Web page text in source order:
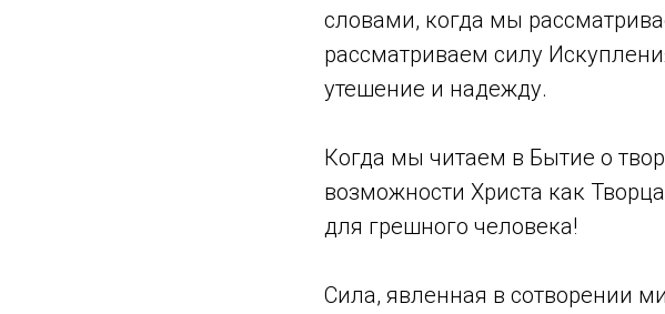
словами, когда мы
рассматриваем силу
утешение и надежду.
Когда мы читаем в Бытие о
возможности Христа как
для грешного человека!
Сила, явленная в сотворении